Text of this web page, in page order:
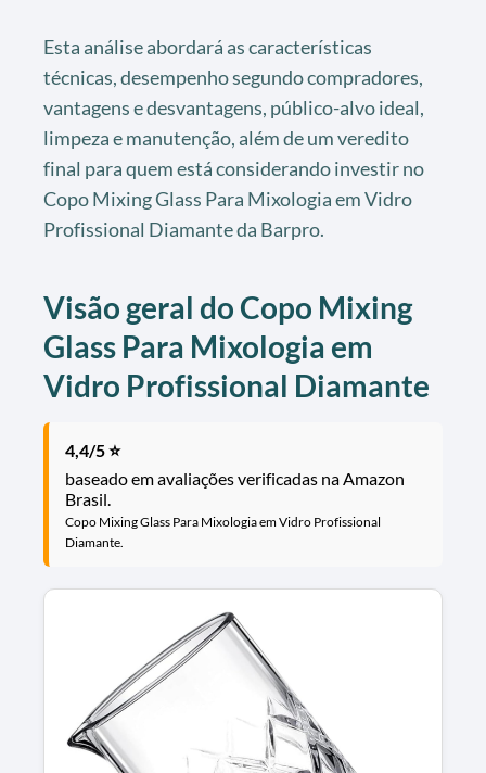
Esta análise abordará as características
técnicas, desempenho segundo compradores,
vantagens e desvantagens, público-alvo ideal,
limpeza e manutenção, além de um veredito
final para quem está considerando investir no
Copo Mixing Glass Para Mixologia em Vidro
Profissional Diamante da Barpro.
Visão geral do Copo Mixing
Glass Para Mixologia em
Vidro Profissional Diamante
4,4/5 ⭐
baseado em avaliações verificadas na Amazon
Brasil.
Copo Mixing Glass Para Mixologia em Vidro Profissional
Diamante.